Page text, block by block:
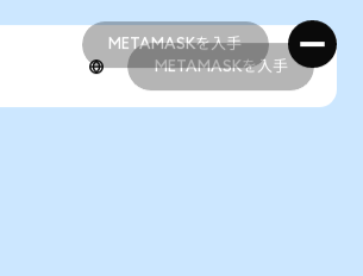
METAMASKを入手
METAMASKを入手
METAMASKを入手